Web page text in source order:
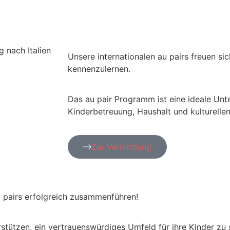
Unsere internationalen au pairs freuen
kennenzulernen.
Das au pair Programm ist eine ideale
Kinderbetreuung, Haushalt und
Zur Vermittlung
erfolgreich zusammenführen!
ein vertrauenswürdiges Umfeld für ihre Kinder zu